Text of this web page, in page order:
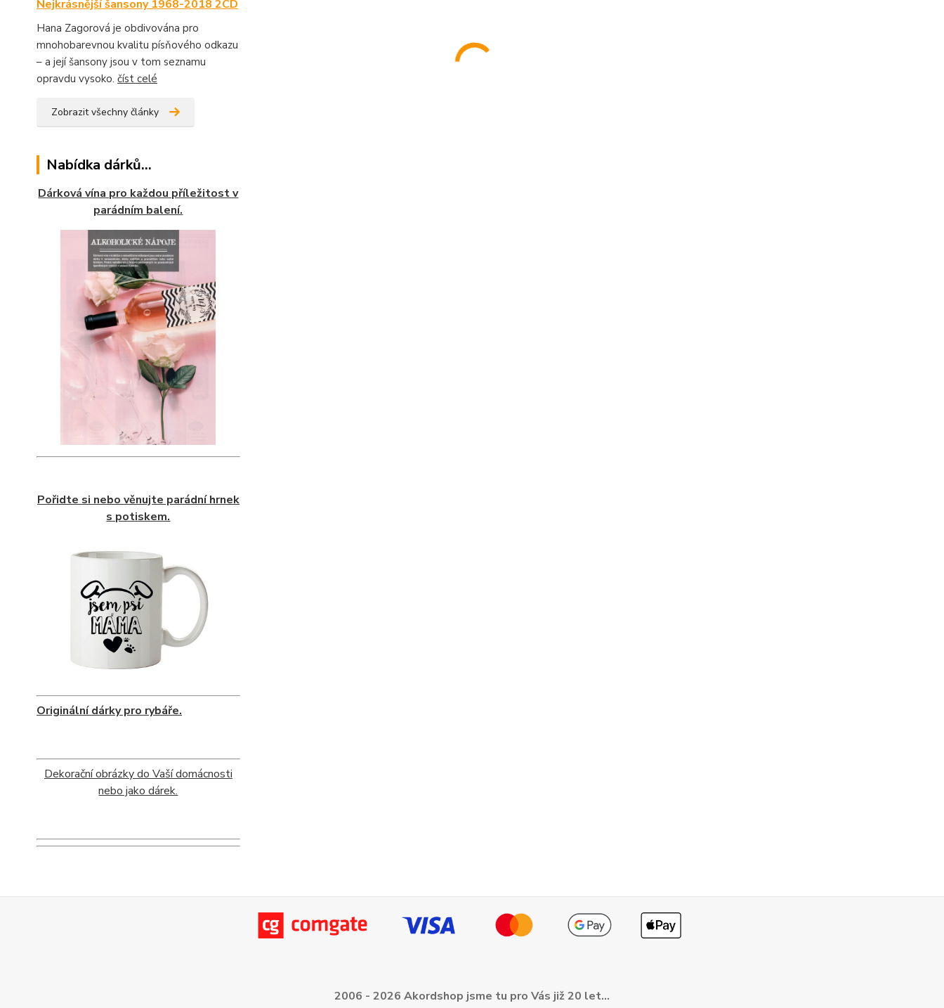
Nejkrásnější šansony 1968-2018 2CD
Hana Zagorová je obdivována pro
mnohobarevnou kvalitu písňového odkazu
– a její šansony jsou v tom seznamu
opravdu vysoko. číst celé
Zobrazit všechny články
Nabídka dárků...
Dárková vína pro každou příležitost v
parádním balení.
Pořidte si nebo věnujte parádní hrnek
s potiskem.
Originální dárky pro rybáře.
Dekorační obrázky do Vaší domácnosti
nebo jako dárek.
2006 - 2026 Akordshop jsme tu pro Vás již 20 let...